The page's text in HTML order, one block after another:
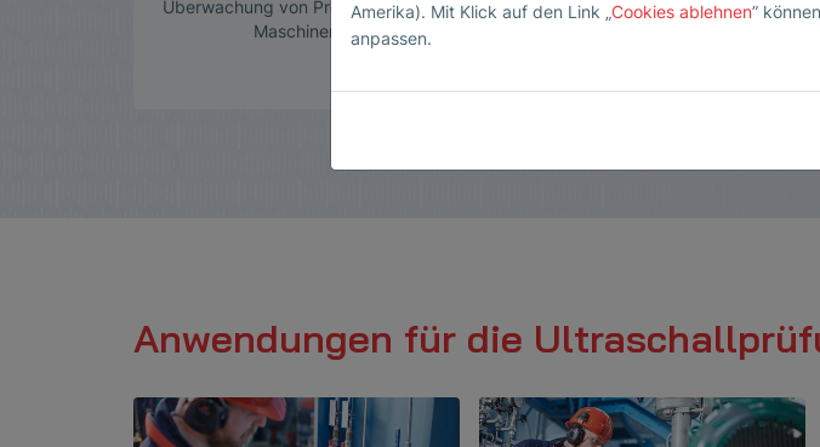
Überwachung von Prozessen und
Maschinen
Der stationäre Sensor für die
Anwendungen für die
Amerika). Mit Klick auf den Link „Cookies ablehnen”
anpassen.